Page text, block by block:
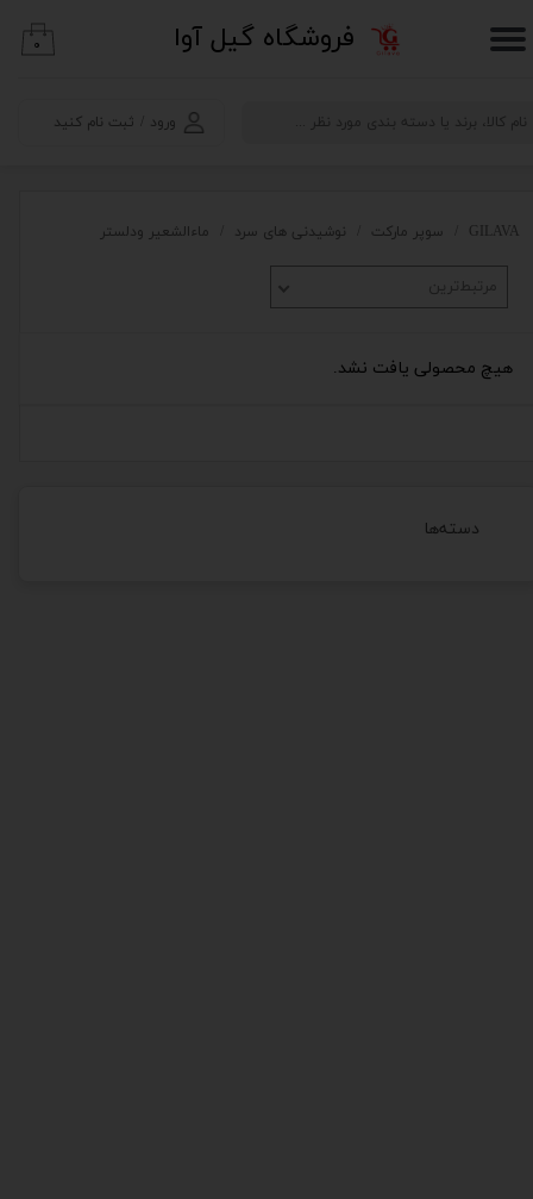
​فروشگاه گیل آوا
ورود ثبت نام کنید
حساب کاربری من
۰
دسته‌ها
GILAVA سوپر مارکت نوشیدنی های سرد ماءالشعیر ودلستر
مرتبط‌ترین
هیچ محصولی یافت نشد.